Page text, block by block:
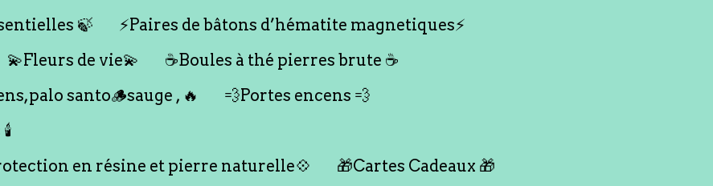
🍃
⚡️Paires de bâtons d’hématite magnetiques⚡️
💫Fleurs de vie💫
☕️Boules à thé pierres brute ☕️
santo🪵sauge , 🔥
💨Portes encens 💨
en résine et pierre naturelle💠
🎁Cartes Cadeaux 🎁